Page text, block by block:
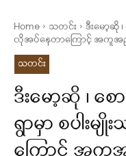
Home သတင်း
ဒီးမော့ဆို
လိုအပ်နေတာကြောင့် အကူအ
သတင်း
ဒီးမော့ဆို ၊
ရွာမှာ စပါး